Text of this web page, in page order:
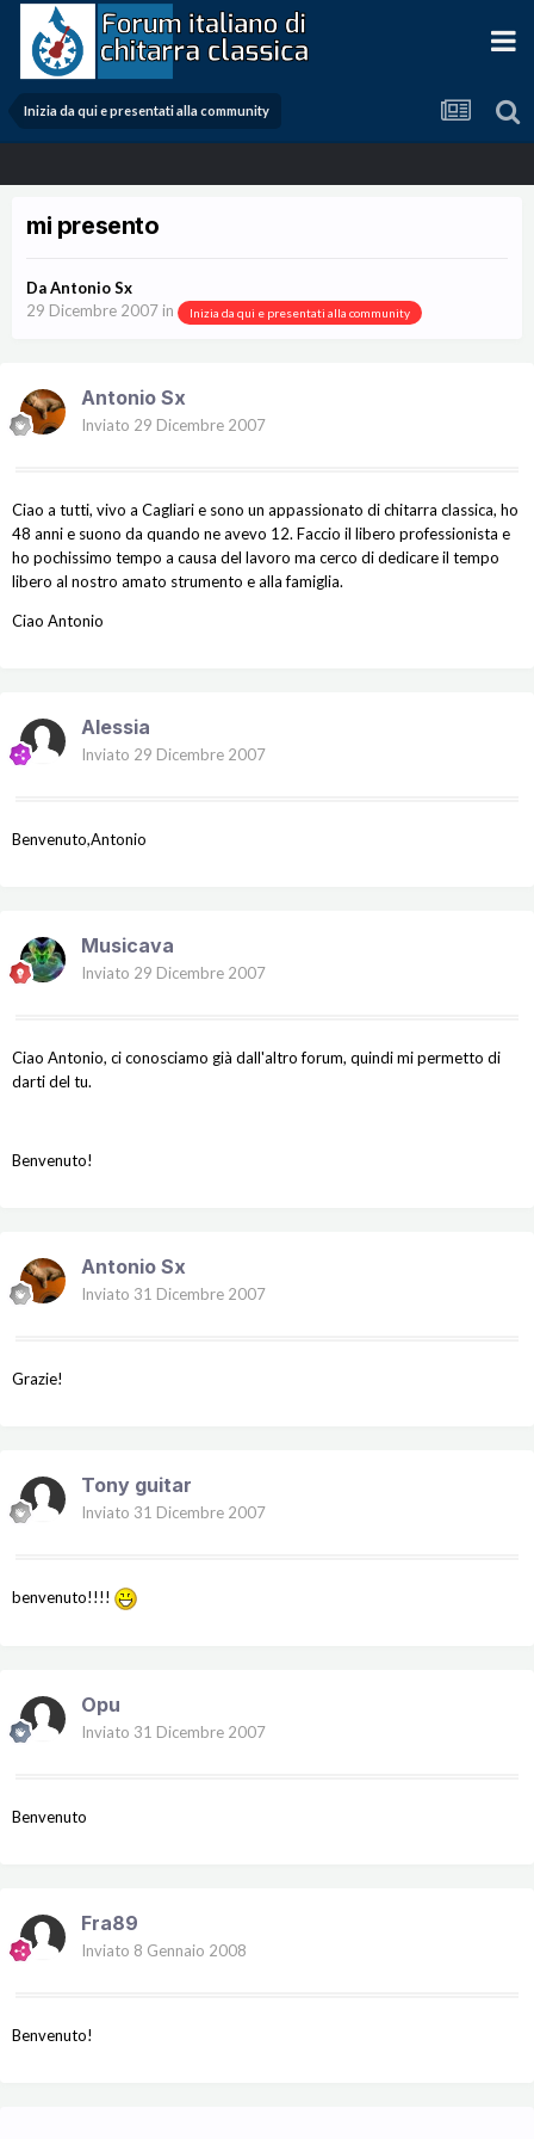
Inizia da qui e presentati alla community
mi presento
DaAntonio Sx
29 Dicembre 2007 in Inizia da qui e presentati alla community
Antonio Sx
Inviato 29 Dicembre 2007
Ciao a tutti, vivo a Cagliari e sono un appassionato di chitarra classica, ho
48 anni e suono da quando ne avevo 12. Faccio il libero professionista e
ho pochissimo tempo a causa del lavoro ma cerco di dedicare il tempo
libero al nostro amato strumento e alla famiglia.
Ciao Antonio
Alessia
Inviato 29 Dicembre 2007
Benvenuto,Antonio
Musicava
Inviato 29 Dicembre 2007
Ciao Antonio, ci conosciamo già dall'altro forum, quindi mi permetto di
darti del tu.
Benvenuto!
Antonio Sx
Inviato 31 Dicembre 2007
Grazie!
Tony guitar
Inviato 31 Dicembre 2007
benvenuto!!!!
Opu
Inviato 31 Dicembre 2007
Benvenuto
Fra89
Inviato 8 Gennaio 2008
Benvenuto!